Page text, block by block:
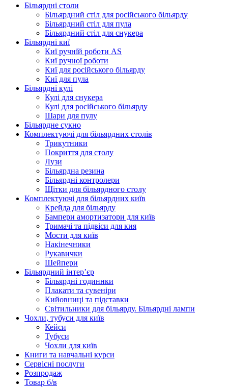
Більярдні столи
Більярдний стіл для російського більярду
Більярдний стіл для пула
Більярдний стіл для снукера
Більярдні киї
Киї ручнїй роботи AS
Киї ручної роботи
Киї для російського більярду
Киї для пула
Більярдні кулі
Кулі для снукера
Кулі для російського більярду
Шари для пулу
Більярдне сукно
Комплектуючі для більярдних столів
Трикутники
Покриття для столу
Лузи
Більярдна резина
Більярдні контролери
Щітки для більярдного столу
Комплектуючі для більярдних київ
Крейда для більярду
Бампери амортизатори для київ
Тримачі та підвіси для кия
Мости для київ
Накінечники
Рукавички
Шейпери
Більярдний інтер’єр
Більярдні годиннки
Плакати та сувеніри
Кийовниці та підставки
Світильники для більярду. Більярдні лампи
Чохли, тубуси для київ
Кейси
Тубуси
Чохли для київ
Книги та навчальні курси
Сервісні послуги
Розпродаж
Товар б/в